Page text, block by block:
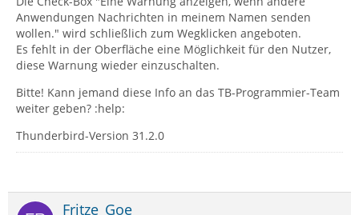
Anwendungen Nachrichten in meinem Namen senden
wollen." wird schließlich zum Wegklicken angeboten.
Es fehlt in der Oberfläche eine Möglichkeit für den Nutzer,
diese Warnung wieder einzuschalten.
Bitte! Kann jemand diese Info an das TB-Programmier-Team
weiter geben? :help:
Thunderbird-Version 31.2.0
Fritze_Goe